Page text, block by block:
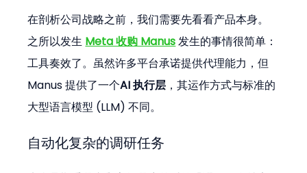
在剖析公司战略之前，我们需要先看看产品本身。
之所以发生 Meta 收购 Manus 发生的事情很简单：
工具奏效了。虽然许多平台承诺提供代理能力，但
Manus 提供了一个AI 执行层 ，其运作方式与标准的
大型语言模型 (LLM) 不同。
自动化复杂的调研任务